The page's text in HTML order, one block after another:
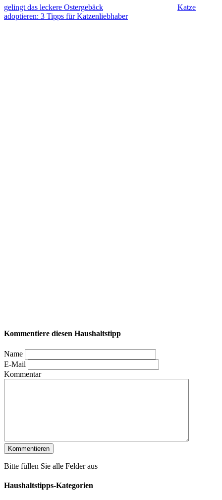
gelingt das leckere Ostergebäck
Katze
adoptieren: 3 Tipps für Katzenliebhaber
Kommentiere diesen Haushaltstipp
Name
E-Mail
Kommentar
Bitte füllen Sie alle Felder aus
Haushaltstipps-Kategorien